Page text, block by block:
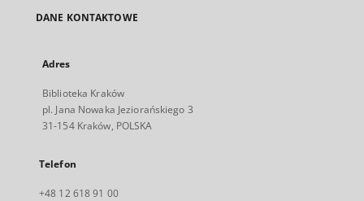
DANE KONTAKTOWE
Adres
Biblioteka Kraków
pl. Jana Nowaka Jeziorańskiego 3
31-154 Kraków, POLSKA
Telefon
+48 12 618 91 00